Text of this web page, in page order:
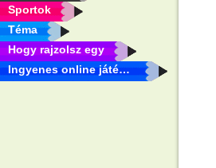
Sportok
Téma
Hogy rajzolsz egy
Ingyenes online játékok